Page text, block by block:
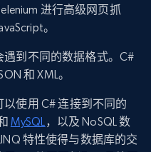
进行高级网页抓
。
到不同的数据格式。C#
和 XML。
使用 C# 连接到不同的
MySQL，以及 NoSQL 数
特性使得与数据库的交